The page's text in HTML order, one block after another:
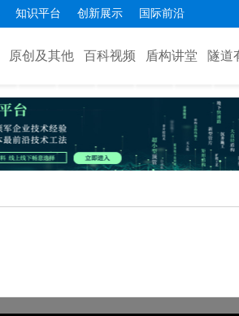
知识平台 创新展示 国际前沿
原创及其他 百科视频 盾构讲堂 隧道